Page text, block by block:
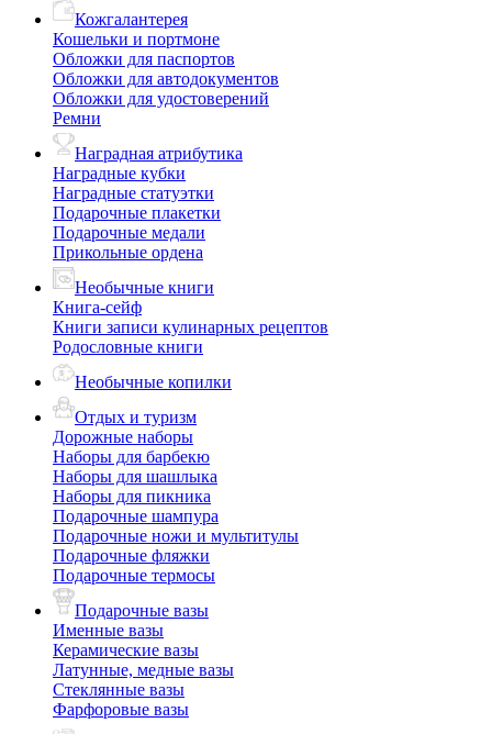
Кожгалантерея
Кошельки и портмоне
Обложки для паспортов
Обложки для автодокументов
Обложки для удостоверений
Ремни
Наградная атрибутика
Наградные кубки
Наградные статуэтки
Подарочные плакетки
Подарочные медали
Прикольные ордена
Необычные книги
Книга-сейф
Книги записи кулинарных рецептов
Родословные книги
Необычные копилки
Отдых и туризм
Дорожные наборы
Наборы для барбекю
Наборы для шашлыка
Наборы для пикника
Подарочные шампура
Подарочные ножи и мультитулы
Подарочные фляжки
Подарочные термосы
Подарочные вазы
Именные вазы
Керамические вазы
Латунные, медные вазы
Стеклянные вазы
Фарфоровые вазы